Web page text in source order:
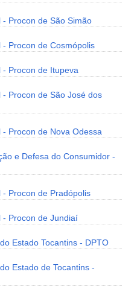
Procon de São Simão
Procon de Cosmópolis
- Procon de Itupeva
Procon de São José dos
Procon de Nova Odessa
e Defesa do Consumidor -
Procon de Pradópolis
- Procon de Jundiaí
Estado Tocantins - DPTO
Estado de Tocantins -